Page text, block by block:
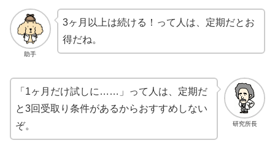
助手
3ヶ月以上は続ける！って人は、定期だとお
得だね。
研究所長
「1ヶ月だけ試しに……」って人は、定期だ
と3回受取り条件があるからおすすめしない
ぞ。